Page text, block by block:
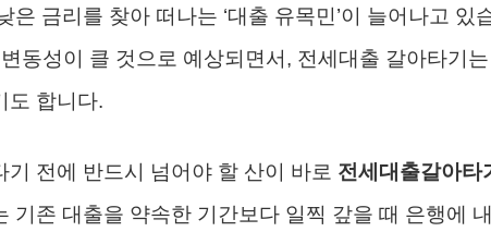
은 금리를 찾아 떠나는 ‘대출 유목민’이 늘어나고 있
동성이 클 것으로 예상되면서, 전세대출 갈아타기는
도 합니다.
기 전에 반드시 넘어야 할 산이 바로 전세대출갈아타
기존 대출을 약속한 기간보다 일찍 갚을 때 은행에